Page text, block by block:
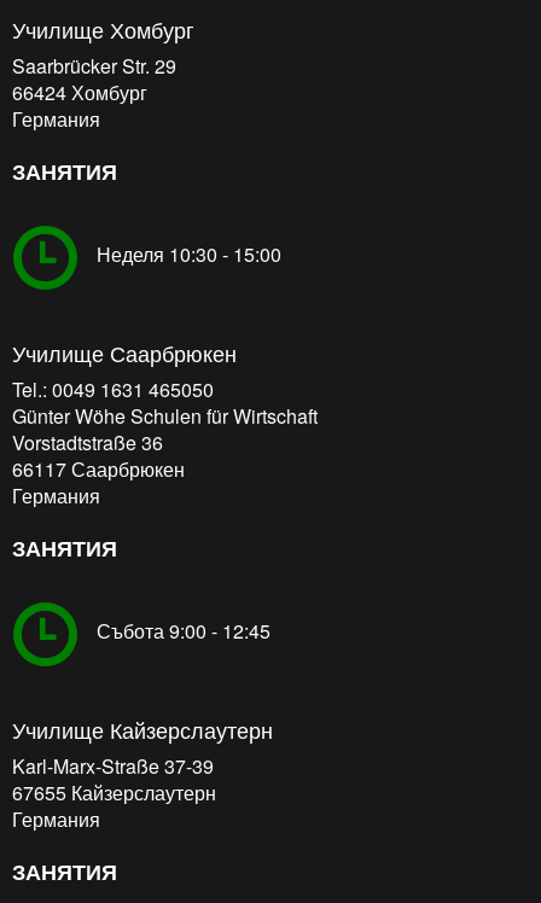
Училище Хомбург
Saarbrücker Str. 29
66424Хомбург
Германия
ЗАНЯТИЯ
Неделя 10:30 - 15:00
Училище Саарбрюкен
Tel.: 0049 1631 465050
Günter Wöhe Schulen für Wirtschaft
Vorstadtstraße 36
66117Саарбрюкен
Германия
ЗАНЯТИЯ
Събота 9:00 - 12:45
Училище Кайзерслаутерн
Karl-Marx-Straße 37-39
67655 Кайзерслаутерн
Германия
ЗАНЯТИЯ